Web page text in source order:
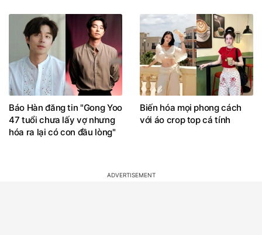
Báo Hàn đăng tin "Gong Yoo
47 tuổi chưa lấy vợ nhưng
hóa ra lại có con đầu lòng"
Biến hóa mọi phong cách
với áo crop top cá tính